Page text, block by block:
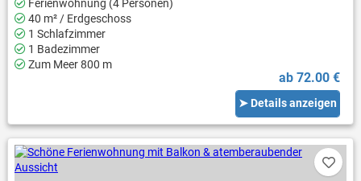
Ferienwohnung (4 Personen)
40 m² / Erdgeschoss
1 Schlafzimmer
1 Badezimmer
Zum Meer 800 m
ab 72.00 €
➤ Details anzeigen